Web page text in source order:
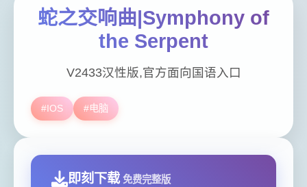
蛇之交响曲|Symphony of
the Serpent
V2433汉性版,官方面向国语入口
#IOS #电脑
即刻下载 免费完整版